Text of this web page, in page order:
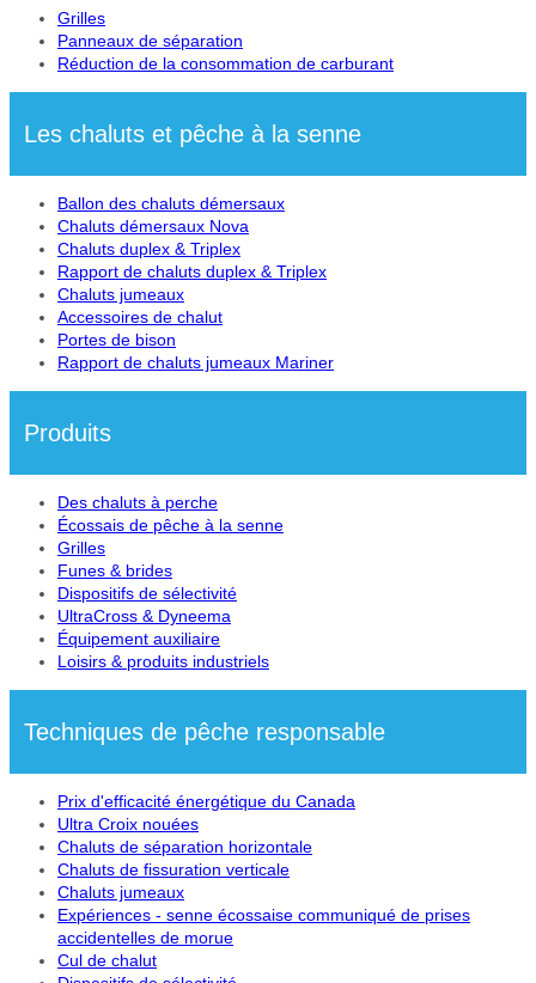
Grilles
Panneaux de séparation
Réduction de la consommation de carburant
Les chaluts et pêche à la senne
Ballon des chaluts démersaux
Chaluts démersaux Nova
Chaluts duplex & Triplex
Rapport de chaluts duplex & Triplex
Chaluts jumeaux
Accessoires de chalut
Portes de bison
Rapport de chaluts jumeaux Mariner
Produits
Des chaluts à perche
Écossais de pêche à la senne
Grilles
Funes & brides
Dispositifs de sélectivité
UltraCross & Dyneema
Équipement auxiliaire
Loisirs & produits industriels
Techniques de pêche responsable
Prix d'efficacité énergétique du Canada
Ultra Croix nouées
Chaluts de séparation horizontale
Chaluts de fissuration verticale
Chaluts jumeaux
Expériences - senne écossaise communiqué de prises
accidentelles de morue
Cul de chalut